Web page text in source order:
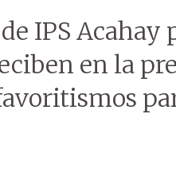
IPS
en la